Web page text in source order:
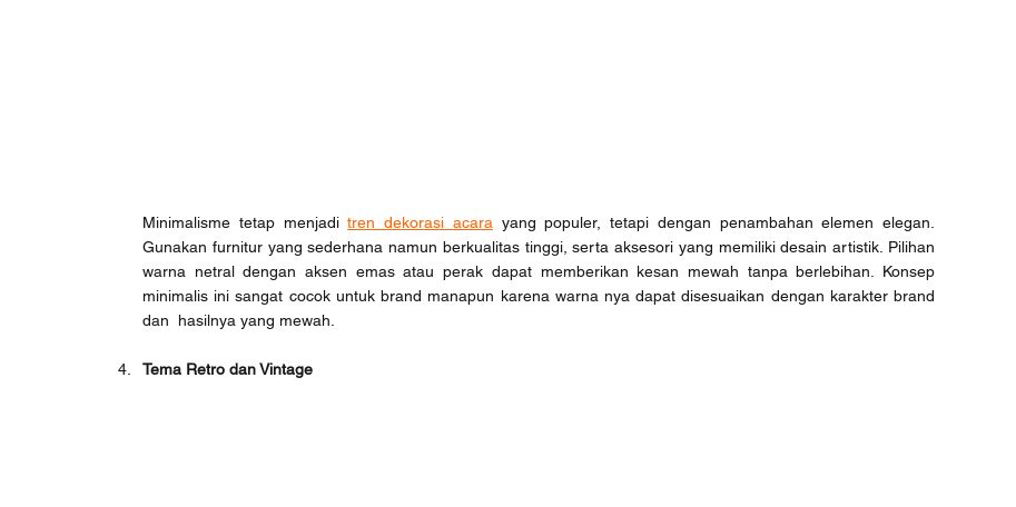
Minimalisme tetap menjadi tren dekorasi acara yang populer, tetapi dengan penambahan elemen elegan.
Gunakan furnitur yang sederhana namun berkualitas tinggi, serta aksesori yang memiliki desain artistik. Pilihan
warna netral dengan aksen emas atau perak dapat memberikan kesan mewah tanpa berlebihan. Konsep
minimalis ini sangat cocok untuk brand manapun karena warna nya dapat disesuaikan dengan karakter brand
dan  hasilnya yang mewah.
Tema Retro dan Vintage